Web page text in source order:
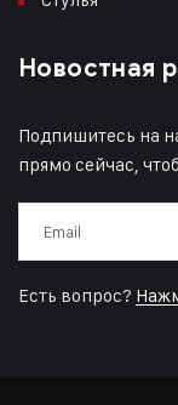
Новостная
Подпишитесь на
прямо сейчас,
Есть вопрос?